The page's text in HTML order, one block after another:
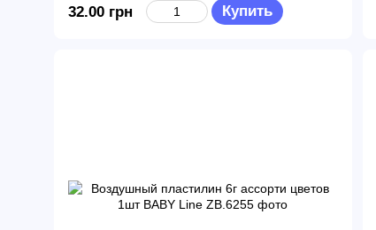
32.00 грн Купить